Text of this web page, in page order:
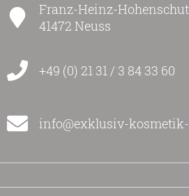
Franz-Heinz-
41472 Neuss
+49 (0) 21 31 / 3 84 33 60
info@exklusiv-